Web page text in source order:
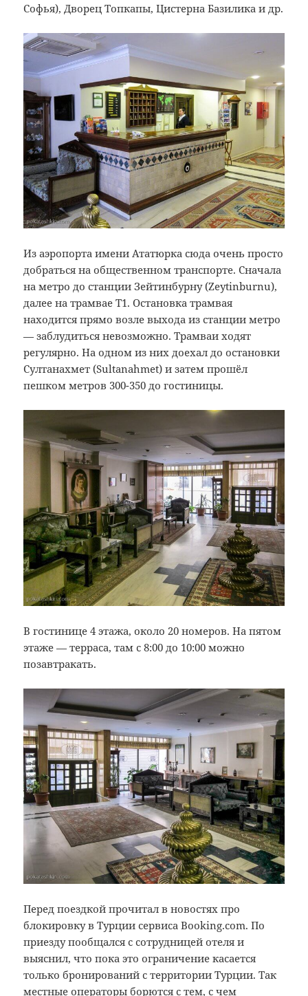
Софья), Дворец Топкапы, Цистерна Базилика и др.
Из аэропорта имени Ататюрка сюда очень просто
добраться на общественном транспорте. Сначала
на метро до станции Зейтинбурну (Zeytinburnu),
далее на трамвае T1. Остановка трамвая
находится прямо возле выхода из станции метро
— заблудиться невозможно. Трамваи ходят
регулярно. На одном из них доехал до остановки
Султанахмет (Sultanahmet) и затем прошёл
пешком метров 300-350 до гостиницы.
В гостинице 4 этажа, около 20 номеров. На пятом
этаже — терраса, там с 8:00 до 10:00 можно
позавтракать.
Перед поездкой прочитал в новостях про
блокировку в Турции сервиса Booking.com. По
приезду пообщался с сотрудницей отеля и
выяснил, что пока это ограничение касается
только бронирований с территории Турции. Так
местные операторы борются с тем, с чем